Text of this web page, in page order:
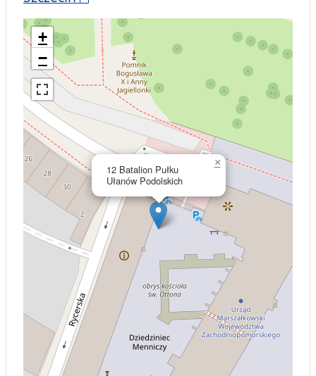
12 Batalion Pułku
Ułanów Podolskich
×
+
−